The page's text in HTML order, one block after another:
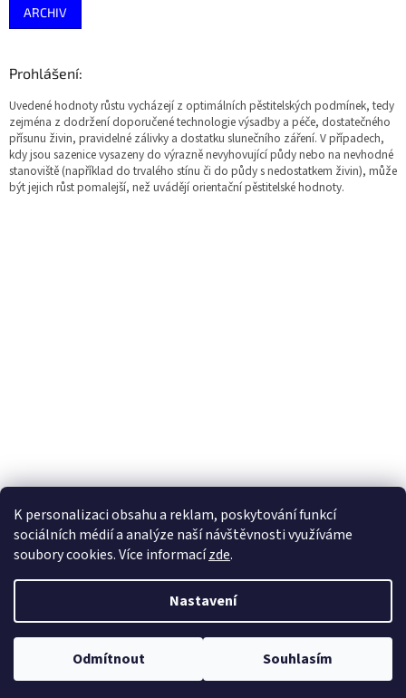
K personalizaci obsahu a reklam, poskytování funkcí
sociálních médií a analýze naší návštěvnosti využíváme
soubory cookies. Více informacízde.
Nastavení
Odmítnout Souhlasím
ARCHIV
Prohlášení:
Uvedené hodnoty růstu vycházejí z optimálních pěstitelských podmínek, tedy
zejména z dodržení doporučené technologie výsadby a péče, dostatečného
přísunu živin, pravidelné zálivky a dostatku slunečního záření. V případech,
kdy jsou sazenice vysazeny do výrazně nevyhovující půdy nebo na nevhodné
stanoviště (například do trvalého stínu či do půdy s nedostatkem živin), může
být jejich růst pomalejší, než uvádějí orientační pěstitelské hodnoty.
WonderHedge - Zázračný živý plot
vyhrazena.
Upravit nastavení cookies